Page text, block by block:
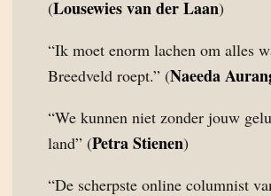
(Lousewies van der Laan)
“Ik moet enorm lachen om alles
Breedveld roept.” (Naeeda
“We kunnen niet zonder jouw
land” (Petra Stienen)
“De scherpste online columnist